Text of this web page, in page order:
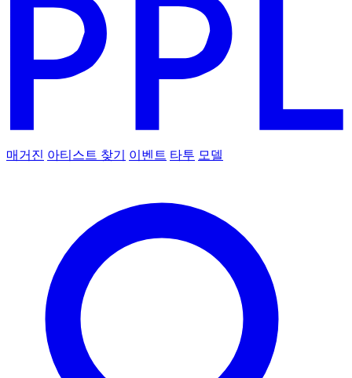
매거진 아티스트 찾기 이벤트 타투 모델